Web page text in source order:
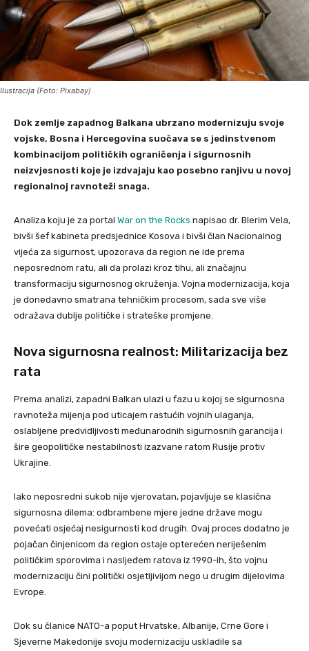
Ilustracija (Foto: Pixabay)
Dok zemlje zapadnog Balkana ubrzano modernizuju svoje
vojske, Bosna i Hercegovina suočava se s jedinstvenom
kombinacijom političkih ograničenja i sigurnosnih
neizvjesnosti koje je izdvajaju kao posebno ranjivu u novoj
regionalnoj ravnoteži snaga.
Analiza koju je za portal War on the Rocks napisao dr. Blerim Vela,
bivši šef kabineta predsjednice Kosova i bivši član Nacionalnog
vijeća za sigurnost, upozorava da region ne ide prema
neposrednom ratu, ali da prolazi kroz tihu, ali značajnu
transformaciju sigurnosnog okruženja. Vojna modernizacija, koja
je donedavno smatrana tehničkim procesom, sada sve više
odražava dublje političke i strateške promjene.
Nova sigurnosna realnost: Militarizacija bez
rata
Prema analizi, zapadni Balkan ulazi u fazu u kojoj se sigurnosna
ravnoteža mijenja pod uticajem rastućih vojnih ulaganja,
oslabljene predvidljivosti međunarodnih sigurnosnih garancija i
šire geopolitičke nestabilnosti izazvane ratom Rusije protiv
Ukrajine.
Iako neposredni sukob nije vjerovatan, pojavljuje se klasična
sigurnosna dilema: odbrambene mjere jedne države mogu
povećati osjećaj nesigurnosti kod drugih. Ovaj proces dodatno je
pojačan činjenicom da region ostaje opterećen neriješenim
političkim sporovima i nasljeđem ratova iz 1990-ih, što vojnu
modernizaciju čini politički osjetljivijom nego u drugim dijelovima
Evrope.
Dok su članice NATO-a poput Hrvatske, Albanije, Crne Gore i
Sjeverne Makedonije svoju modernizaciju uskladile sa